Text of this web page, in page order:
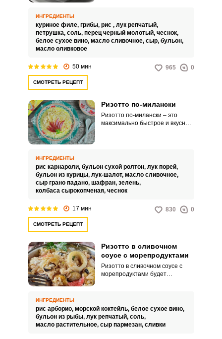
маленький рис». Ризотто своим
видом и содержанием продуктов
во многом напоминает обычный
всем известный плов.
ИНГРЕДИЕНТЫ
куриное филе, грибы, рис , лук репчатый,
петрушка, соль, перец черный молотый, чеснок,
белое сухое вино, масло сливочное, сыр, бульон,
масло оливковое
50 мин 965 0
СМОТРЕТЬ РЕЦЕПТ
Ризотто по-милански
Ризотто по-милански – это
максимально быстрое и вкусное
очень аппетитным.
ИНГРЕДИЕНТЫ
рис карнароли, бульон сухой ролтон, лук порей,
бульон из курицы, лук-шалот, масло сливочное,
сыр грано падано, шафран, зелень,
колбаса сырокопченая, чеснок
17 мин 830 0
СМОТРЕТЬ РЕЦЕПТ
Ризотто в сливочном
соусе с морепродуктами
Ризотто в сливочном соусе с
морепродуктами будет
максимально аппетитным и
выглядит превосходно.
ИНГРЕДИЕНТЫ
рис арборио, морской коктейль, белое сухое вино,
бульон из рыбы, лук репчатый, соль,
масло растительное, сыр пармезан, сливки